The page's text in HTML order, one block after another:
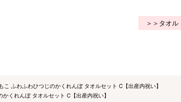
＞＞タオ
こ ふわふわひつじのかくれんぼ タオルセット C【出産内祝い】
くれんぼ タオルセット C【出産内祝い】